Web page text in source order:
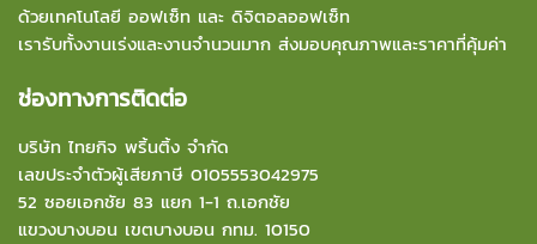
ด้วยเทคโนโลยี ออฟเซ็ท และ ดิจิตอลออฟเซ็ท
เรารับทั้งงานเร่งและงานจำนวนมาก ส่งมอบคุณภาพและราคาที่คุ้มค่า
ช่องทางการติดต่อ
บริษัท ไทยกิจ พริ้นติ้ง จำกัด
เลขประจำตัวผู้เสียภาษี 0105553042975
52 ซอยเอกชัย 83 แยก 1-1 ถ.เอกชัย
แขวงบางบอน เขตบางบอน กทม. 10150